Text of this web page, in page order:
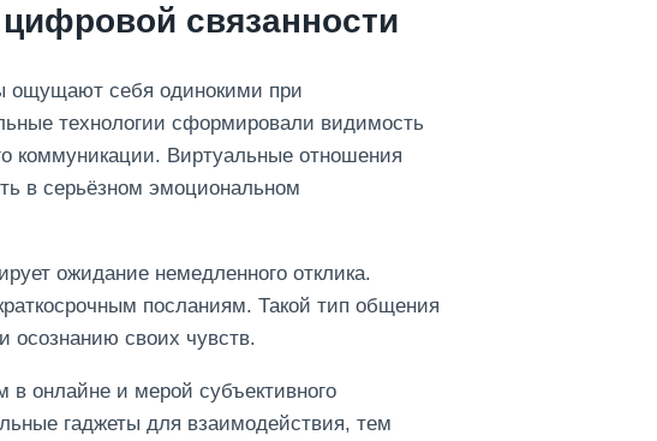
связанности
ощущают себя одинокими при
технологии сформировали видимость
коммуникации. Виртуальные отношения
в серьёзном эмоциональном
ожидание немедленного отклика.
посланиям. Такой тип общения
осознанию своих чувств.
онлайне и мерой субъективного
гаджеты для взаимодействия, тем